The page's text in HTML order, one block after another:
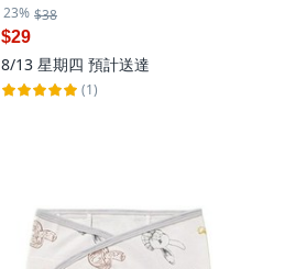
23% $38
$29
8/13 星期四 預計送達
(1)